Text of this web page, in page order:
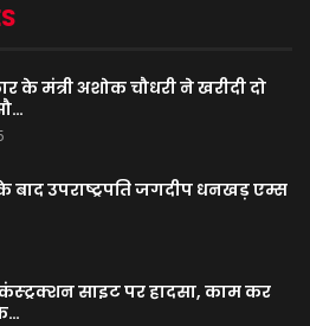
के मंत्री अशोक चौधरी ने खरीदी दो
बाद उपराष्ट्रपति जगदीप धनखड़ एम्स
साइट पर हादसा, काम कर